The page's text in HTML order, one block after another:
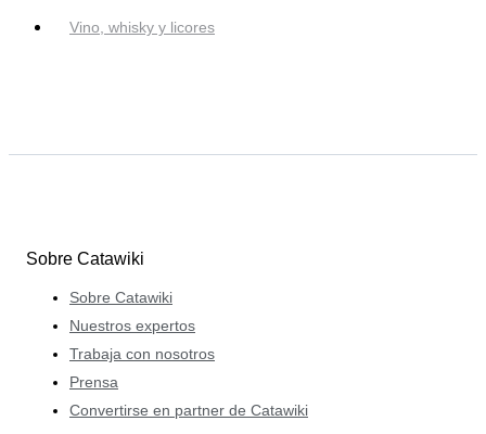
Vino, whisky y licores
Sobre Catawiki
Sobre Catawiki
Nuestros expertos
Trabaja con nosotros
Prensa
Convertirse en partner de Catawiki